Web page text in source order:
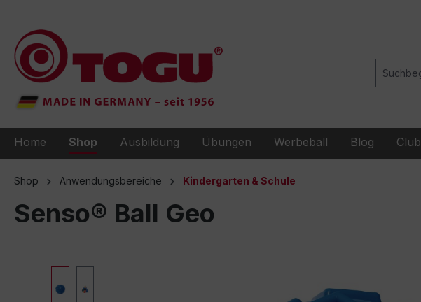
Home Shop Ausbildung Übungen Werbeball Blog Club
Shop Anwendungsbereiche Kindergarten & Schule
Senso® Ball Geo